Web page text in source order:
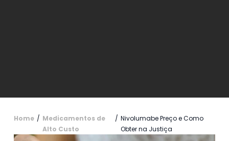
Home / Medicamentos de
Alto Custo
/ Nivolumabe Preço e Como
Obter na Justiça